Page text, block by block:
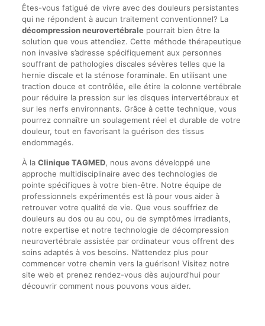
Êtes-vous fatigué de vivre avec des douleurs persistantes
qui ne répondent à aucun traitement conventionnel? La
décompression neurovertébralepourrait bien être la
solution que vous attendiez. Cette méthode thérapeutique
non invasive s’adresse spécifiquement aux personnes
souffrant de pathologies discales sévères telles que la
hernie discale et la sténose foraminale. En utilisant une
traction douce et contrôlée, elle étire la colonne vertébrale
pour réduire la pression sur les disques intervertébraux et
sur les nerfs environnants. Grâce à cette technique, vous
pourrez connaître un soulagement réel et durable de votre
douleur, tout en favorisant la guérison des tissus
endommagés.
À la Clinique TAGMED, nous avons développé une
approche multidisciplinaire avec des technologies de
pointe spécifiques à votre bien-être. Notre équipe de
professionnels expérimentés est là pour vous aider à
retrouver votre qualité de vie. Que vous souffriez de
douleurs au dos ou au cou, ou de symptômes irradiants,
notre expertise et notre technologie de décompression
neurovertébrale assistée par ordinateur vous offrent des
soins adaptés à vos besoins. N’attendez plus pour
commencer votre chemin vers la guérison! Visitez notre
site web et prenez rendez-vous dès aujourd’hui pour
découvrir comment nous pouvons vous aider.